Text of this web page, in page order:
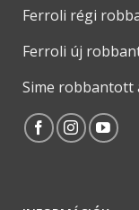
Ferroli régi
Ferroli új
Sime robbantott